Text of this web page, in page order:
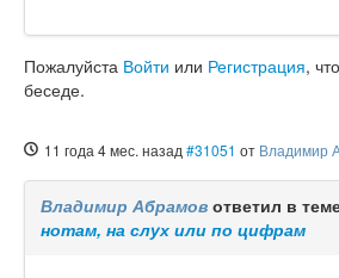
Пожалуйста Войти или Регистрация,
беседе.
11 года 4 мес. назад #31051 от Владимир
Владимир Абрамов ответил в
нотам, на слух или по цифрам